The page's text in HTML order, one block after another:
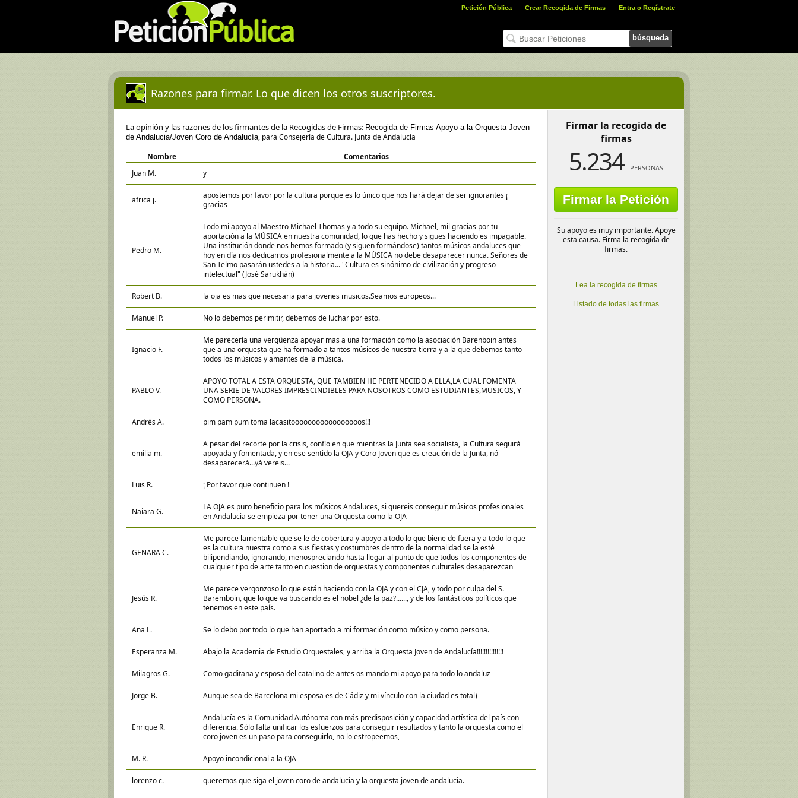
Petición Pública Crear Recogida de Firmas Entra o Regístrate
búsqueda
Razones para firmar. Lo que dicen los otros suscriptores.
La opinión y las razones de los firmantes de la Recogidas de Firmas: Recogida de Firmas Apoyo a la Orquesta Joven
de Andalucia/Joven Coro de Andalucía, para Consejería de Cultura. Junta de Andalucía
Nombre
Comentarios
Juan M.
y
africa j.
apostemos por favor por la cultura porque es lo único que nos hará dejar de ser ignorantes ¡
gracias
Pedro M.
Todo mi apoyo al Maestro Michael Thomas y a todo su equipo. Michael, mil gracias por tu
aportación a la MÚSICA en nuestra comunidad, lo que has hecho y sigues haciendo es impagable.
Una institución donde nos hemos formado (y siguen formándose) tantos músicos andaluces que
hoy en día nos dedicamos profesionalmente a la MÚSICA no debe desaparecer nunca. Señores de
San Telmo pasarán ustedes a la historia... "Cultura es sinónimo de civilización y progreso
intelectual" (José Sarukhán)
Robert B. la oja es mas que necesaria para jovenes musicos.Seamos europeos...
Manuel P. No lo debemos perimitir, debemos de luchar por esto.
Ignacio F.
Me parecería una vergüenza apoyar mas a una formación como la asociación Barenboin antes
que a una orquesta que ha formado a tantos músicos de nuestra tierra y a la que debemos tanto
todos los músicos y amantes de la música.
PABLO V.
APOYO TOTAL A ESTA ORQUESTA, QUE TAMBIEN HE PERTENECIDO A ELLA,LA CUAL FOMENTA
UNA SERIE DE VALORES IMPRESCINDIBLES PARA NOSOTROS COMO ESTUDIANTES,MUSICOS, Y
COMO PERSONA.
Andrés A. pim pam pum toma lacasitooooooooooooooooos!!!
emilia m.
A pesar del recorte por la crisis, confío en que mientras la Junta sea socialista, la Cultura seguirá
apoyada y fomentada, y en ese sentido la OJA y Coro Joven que es creación de la Junta, nó
desaparecerá...yá vereis...
Luis R. ¡ Por favor que continuen !
Naiara G.
LA OJA es puro beneficio para los músicos Andaluces, si quereis conseguir músicos profesionales
en Andalucia se empieza por tener una Orquesta como la OJA
GENARA C.
Me parece lamentable que se le de cobertura y apoyo a todo lo que biene de fuera y a todo lo que
es la cultura nuestra como a sus fiestas y costumbres dentro de la normalidad se la esté
bilipendiando, ignorando, menospreciando hasta llegar al punto de que todos los componentes de
cualquier tipo de arte tanto en cuestion de orquestas y componentes culturales desaparezcan
Jesús R.
Me parece vergonzoso lo que están haciendo con la OJA y con el CJA, y todo por culpa del S.
Baremboin, que lo que va buscando es el nobel ¿de la paz?......, y de los fantásticos políticos que
tenemos en este país.
Ana L. Se lo debo por todo lo que han aportado a mi formación como músico y como persona.
Esperanza M. Abajo la Academia de Estudio Orquestales, y arriba la Orquesta Joven de Andalucía!!!!!!!!!!!!!!!
Milagros G. Como gaditana y esposa del catalino de antes os mando mi apoyo para todo lo andaluz
Jorge B. Aunque sea de Barcelona mi esposa es de Cádiz y mi vínculo con la ciudad es total)
Enrique R.
Andalucía es la Comunidad Autónoma con más predisposición y capacidad artística del país con
diferencia. Sólo falta unificar los esfuerzos para conseguir resultados y tanto la orquesta como el
coro joven es un paso para conseguirlo, no lo estropeemos,
M. R. Apoyo incondicional a la OJA
lorenzo c. queremos que siga el joven coro de andalucia y la orquesta joven de andalucia.
Firmar la recogida de
firmas
5.234 PERSONAS
Firmar la Petición
Su apoyo es muy importante. Apoye
esta causa. Firma la recogida de
firmas.
Lea la recogida de firmas
Listado de todas las firmas